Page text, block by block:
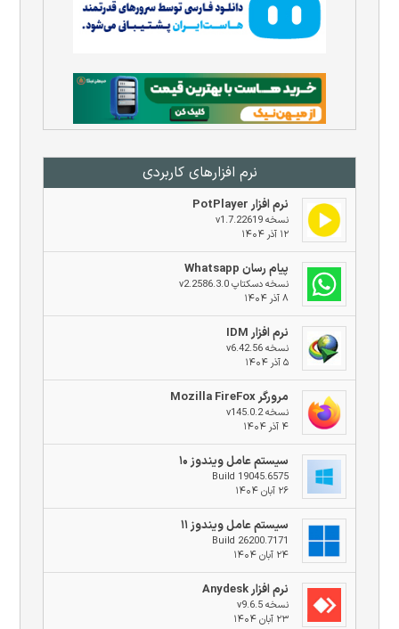
نرم افزار‌های کاربردی
نرم افزار PotPlayer
نسخه v1.7.22619
۱۲ آذر ۱۴۰۴
پیام رسان Whatsapp
نسخه دسکتاپ v2.2586.3.0
۸ آذر ۱۴۰۴
نرم افزار IDM
نسخه v6.42.56
۵ آذر ۱۴۰۴
مرورگر Mozilla FireFox
نسخه v145.0.2
۴ آذر ۱۴۰۴
سیستم عامل ویندوز ۱۰
Build 19045.6575
۲۶ آبان ۱۴۰۴
سیستم عامل ویندوز ۱۱
Build 26200.7171
۲۴ آبان ۱۴۰۴
نرم افزار Anydesk
نسخه v9.6.5
۲۳ آبان ۱۴۰۴